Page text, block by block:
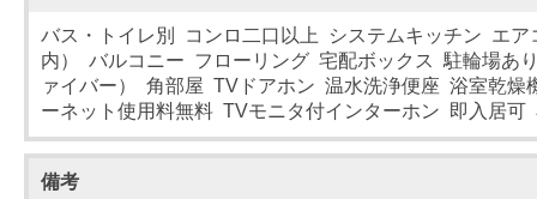
バス・トイレ別 コンロ二口以上 システムキッチン エア
内） バルコニー フローリング 宅配ボックス 駐輪場あ
ァイバー） 角部屋 TVドアホン 温水洗浄便座 浴室乾燥
ーネット使用料無料 TVモニタ付インターホン 即入居可
備考